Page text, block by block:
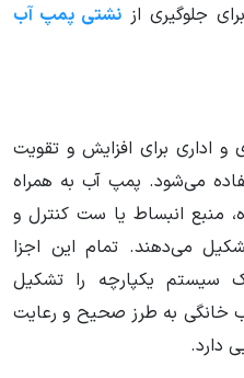
جلوگیری از نشتی پمپ آب
اداری برای افزایش و تقویت
می‌شود. پمپ آب به همراه
منبع انبساط یا ست کنترل و
می‌دهند. تمام این اجزا
سیستم یکپارچه را تشکیل
خانگی به طرز صحیح و رعایت
دارد.